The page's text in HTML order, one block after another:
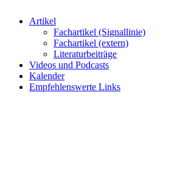
Artikel
Fachartikel (Signallinie)
Fachartikel (extern)
Literaturbeiträge
Videos und Podcasts
Kalender
Empfehlenswerte Links